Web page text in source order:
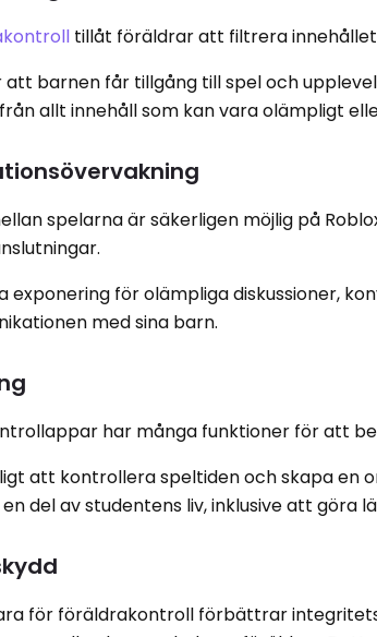
tillåt föräldrar att filtrera innehållet
barnen får tillgång till spel och
allt innehåll som kan vara olämpligt
spelarna är säkerligen möjlig på
exponering för olämpliga diskussioner,
med sina barn.
har många funktioner för att
att kontrollera speltiden och skapa en
del av studentens liv, inklusive att göra
för föräldrakontroll förbättrar